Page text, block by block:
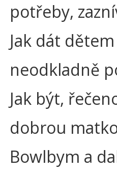
potřeby,
Jak dát
neodkladně
Jak být,
dobrou
Bowlbym a